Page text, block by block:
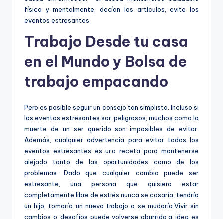
física y mentalmente, decían los artículos, evite los
eventos estresantes.
Trabajo Desde tu casa
en el Mundo y Bolsa de
trabajo empacando
Pero es posible seguir un consejo tan simplista. Incluso si
los eventos estresantes son peligrosos, muchos como la
muerte de un ser querido son imposibles de evitar.
Además, cualquier advertencia para evitar todos los
eventos estresantes es una receta para mantenerse
alejado tanto de las oportunidades como de los
problemas. Dado que cualquier cambio puede ser
estresante, una persona que quisiera estar
completamente libre de estrés nunca se casaría, tendría
un hijo, tomaría un nuevo trabajo o se mudaría.Vivir sin
cambios o desafíos puede volverse aburrido,a idea es